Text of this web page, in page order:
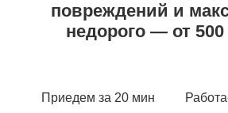
повреждений и
недорого — от
Приедем за 20 мин